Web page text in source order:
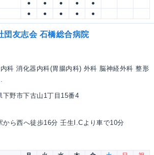
● ● ● ●
●
● ● ● ● ●
団友志会 石橋総合病院
科 消化器内科(胃腸内科) 外科 脳神経外科 整形
下野市下古山1丁目15番4
から西へ徒歩16分 壬生I.Cより車で10分